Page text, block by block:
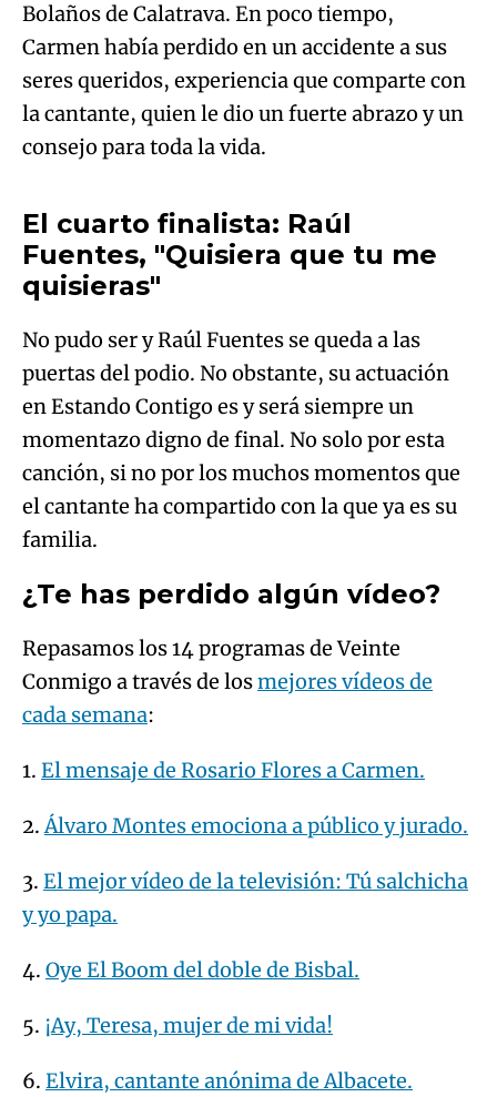
Bolaños de Calatrava. En poco tiempo,
Carmen había perdido en un accidente a sus
seres queridos, experiencia que comparte con
la cantante, quien le dio un fuerte abrazo y un
consejo para toda la vida.
El cuarto finalista: Raúl
Fuentes, "Quisiera que tu me
quisieras"
No pudo ser y Raúl Fuentes se queda a las
puertas del podio. No obstante, su actuación
en Estando Contigo es y será siempre un
momentazo digno de final. No solo por esta
canción, si no por los muchos momentos que
el cantante ha compartido con la que ya es su
familia.
¿Te has perdido algún vídeo?
Repasamos los 14 programas de Veinte
Conmigo a través de losmejores vídeos de
cada semana:
1. El mensaje de Rosario Flores a Carmen.
2.Álvaro Montes emociona a público y jurado.
3. El mejor vídeo de la televisión: Tú salchicha
y yo papa.
4. Oye El Boom del doble de Bisbal.
5. ¡Ay, Teresa, mujer de mi vida!
6. Elvira, cantante anónima de Albacete.